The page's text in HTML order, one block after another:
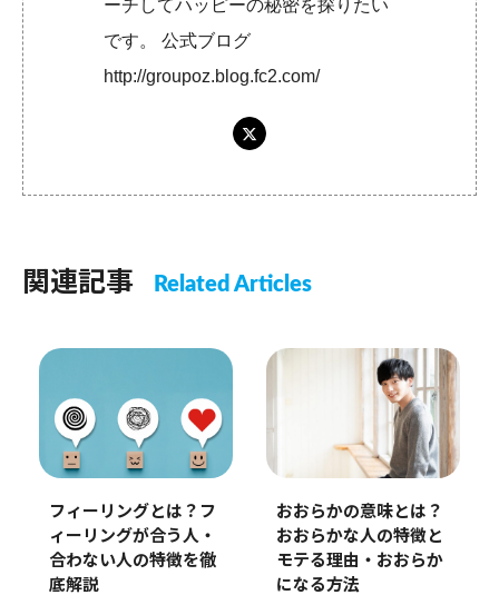
ーチしてハッピーの秘密を探りたい
です。 公式ブログ
http://groupoz.blog.fc2.com/
関連記事 Related Articles
フィーリングとは？フ
ィーリングが合う人・
合わない人の特徴を徹
底解説
おおらかの意味とは？
おおらかな人の特徴と
モテる理由・おおらか
になる方法